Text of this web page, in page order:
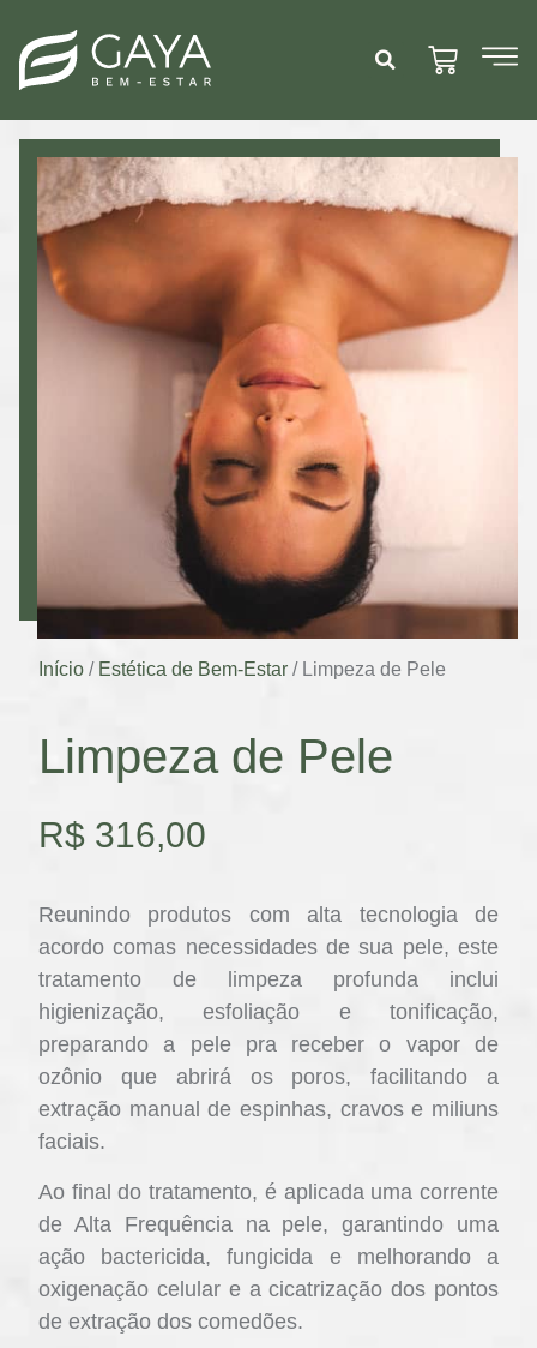
Início / Estética de Bem-Estar / Limpeza de Pele
Limpeza de Pele
R$ 316,00
Reunindo produtos com alta tecnologia de
acordo comas necessidades de sua pele, este
tratamento de limpeza profunda inclui
higienização, esfoliação e tonificação,
preparando a pele pra receber o vapor de
ozônio que abrirá os poros, facilitando a
extração manual de espinhas, cravos e miliuns
faciais.
Ao final do tratamento, é aplicada uma corrente
de Alta Frequência na pele, garantindo uma
ação bactericida, fungicida e melhorando a
oxigenação celular e a cicatrização dos pontos
de extração dos comedões.